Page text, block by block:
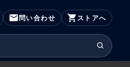
問い合わせ ストアへ